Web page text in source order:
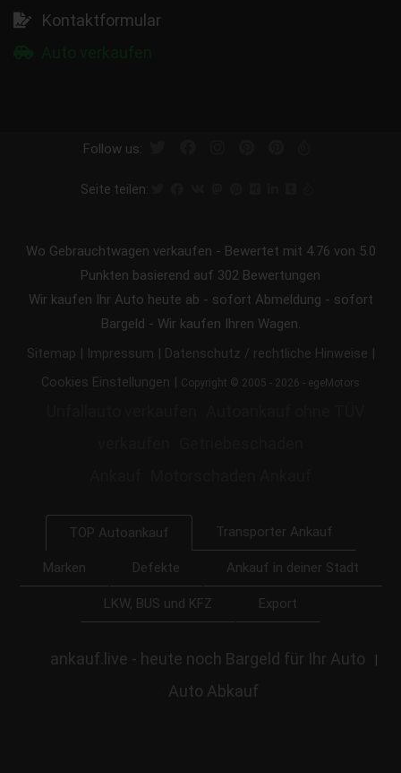
Kontaktformular
Follow us:
Seite teilen:
Wo Gebrauchtwagen verkaufen - Bewertet mit 4.76 von 5.0
Punkten basierend auf 302 Bewertungen
Wir kaufen Ihr Auto heute ab - sofort Abmeldung - sofort
Bargeld - Wir kaufen Ihren Wagen.
Sitemap | Impressum | Datenschutz / rechtliche Hinweise |
Cookies Einstellungen | Copyright © 2005 - 2026 - egeMotors
TOP Autoankauf Transporter Ankauf
Marken Defekte Ankauf in deiner Stadt
LKW, BUS und KFZ Export
ankauf.live - heute noch Bargeld für Ihr Auto |
Auto Abkauf